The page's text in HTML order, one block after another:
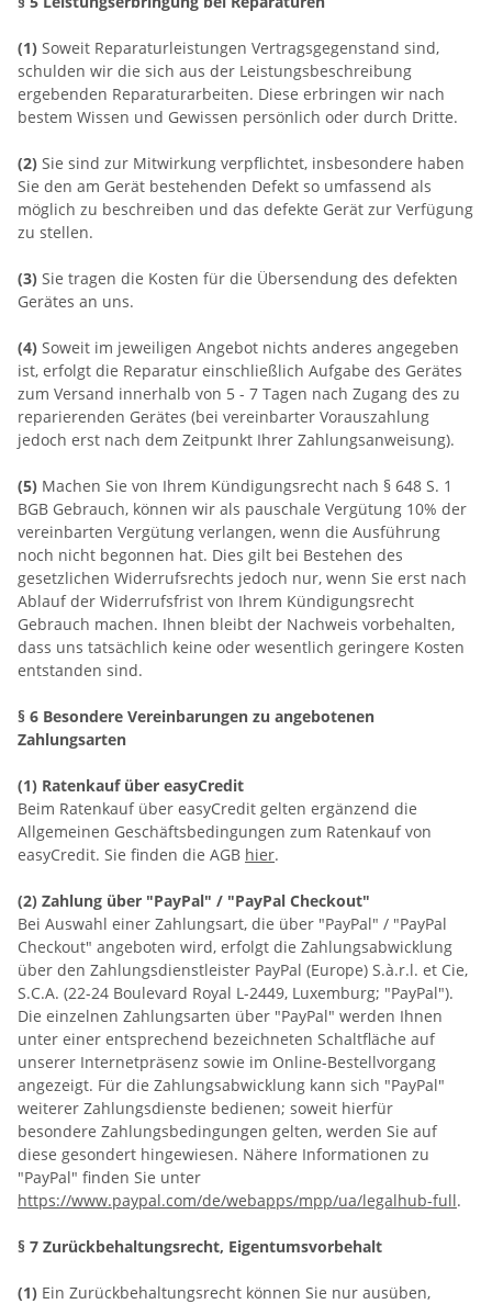
(1) Soweit Reparaturleistungen Vertragsgegenstand sind,
schulden wir die sich aus der Leistungsbeschreibung
ergebenden Reparaturarbeiten. Diese erbringen wir nach
bestem Wissen und Gewissen persönlich oder durch Dritte.
(2) Sie sind zur Mitwirkung verpflichtet, insbesondere haben
Sie den am Gerät bestehenden Defekt so umfassend als
möglich zu beschreiben und das defekte Gerät zur Verfügung
zu stellen.
(3) Sie tragen die Kosten für die Übersendung des defekten
Gerätes an uns.
(4) Soweit im jeweiligen Angebot nichts anderes angegeben
ist, erfolgt die Reparatur einschließlich Aufgabe des Gerätes
zum Versand innerhalb von 5 - 7 Tagen nach Zugang des zu
reparierenden Gerätes (bei vereinbarter Vorauszahlung
jedoch erst nach dem Zeitpunkt Ihrer Zahlungsanweisung).
(5) Machen Sie von Ihrem Kündigungsrecht nach § 648 S. 1
BGB Gebrauch, können wir als pauschale Vergütung 10% der
vereinbarten Vergütung verlangen, wenn die Ausführung
noch nicht begonnen hat. Dies gilt bei Bestehen des
gesetzlichen Widerrufsrechts jedoch nur, wenn Sie erst nach
Ablauf der Widerrufsfrist von Ihrem Kündigungsrecht
Gebrauch machen. Ihnen bleibt der Nachweis vorbehalten,
dass uns tatsächlich keine oder wesentlich geringere Kosten
entstanden sind.
§ 6 Besondere Vereinbarungen zu angebotenen
Zahlungsarten
(1) Ratenkauf über easyCredit
Beim Ratenkauf über easyCredit gelten ergänzend die
Allgemeinen Geschäftsbedingungen zum Ratenkauf von
easyCredit. Sie finden die AGB hier.
(2) Zahlung über "PayPal" / "PayPal Checkout"
Bei Auswahl einer Zahlungsart, die über "PayPal" / "PayPal
Checkout" angeboten wird, erfolgt die Zahlungsabwicklung
über den Zahlungsdienstleister PayPal (Europe) S.à.r.l. et Cie,
S.C.A. (22-24 Boulevard Royal L-2449, Luxemburg; "PayPal").
Die einzelnen Zahlungsarten über "PayPal" werden Ihnen
unter einer entsprechend bezeichneten Schaltfläche auf
unserer Internetpräsenz sowie im Online-Bestellvorgang
angezeigt. Für die Zahlungsabwicklung kann sich "PayPal"
weiterer Zahlungsdienste bedienen; soweit hierfür
besondere Zahlungsbedingungen gelten, werden Sie auf
diese gesondert hingewiesen. Nähere Informationen zu
"PayPal" finden Sie unter
https://www.paypal.com/de/webapps/mpp/ua/legalhub-full.
§ 7 Zurückbehaltungsrecht, Eigentumsvorbehalt
(1) Ein Zurückbehaltungsrecht können Sie nur ausüben,